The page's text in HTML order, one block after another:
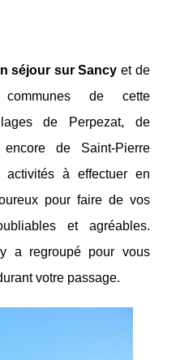
séjour sur Sancy et de
de cette
de Perpezat, de
de Saint-Pierre
activités à effectuer en
pour faire de vos
et agréables.
a regroupé pour vous
votre passage.